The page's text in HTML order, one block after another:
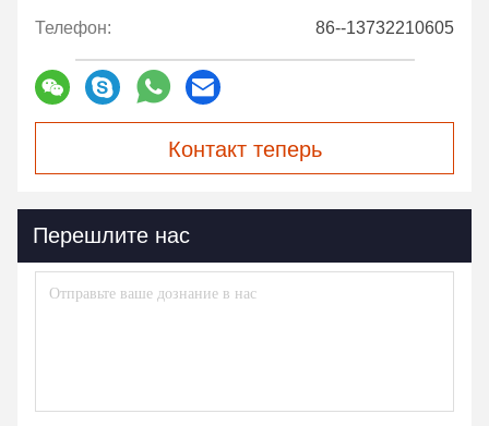
Телефон: 86--13732210605
Контакт теперь
Перешлите нас